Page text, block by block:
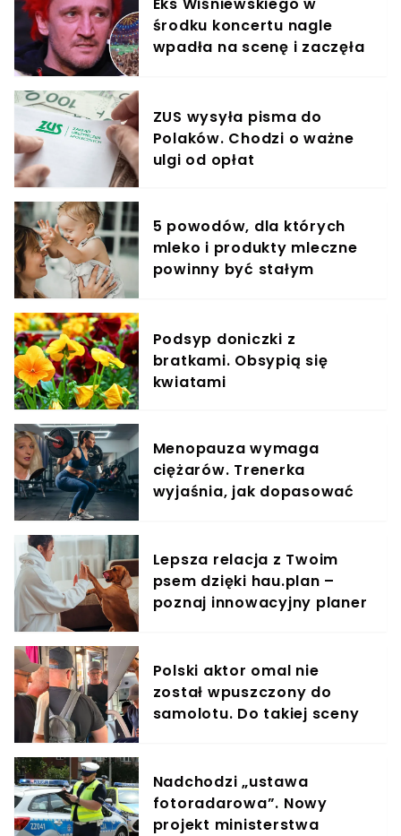
środku koncertu nagle
wpadła na scenę i zaczęła
ZUS wysyła pisma do
Polaków. Chodzi o ważne
ulgi od opłat
5 powodów, dla których
mleko i produkty mleczne
powinny być stałym
Podsyp doniczki z
bratkami. Obsypią się
kwiatami
Menopauza wymaga
ciężarów. Trenerka
wyjaśnia, jak dopasować
Lepsza relacja z Twoim
psem dzięki hau.plan –
poznaj innowacyjny planer
Polski aktor omal nie
został wpuszczony do
samolotu. Do takiej sceny
Nadchodzi „ustawa
fotoradarowa”. Nowy
projekt ministerstwa